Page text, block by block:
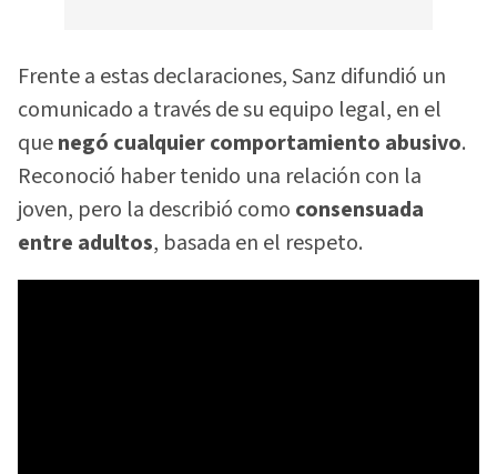
Frente a estas declaraciones, Sanz difundió un
comunicado a través de su equipo legal, en el
quenegó cualquier comportamiento abusivo.
Reconoció haber tenido una relación con la
joven, pero la describió como consensuada
entre adultos, basada en el respeto.